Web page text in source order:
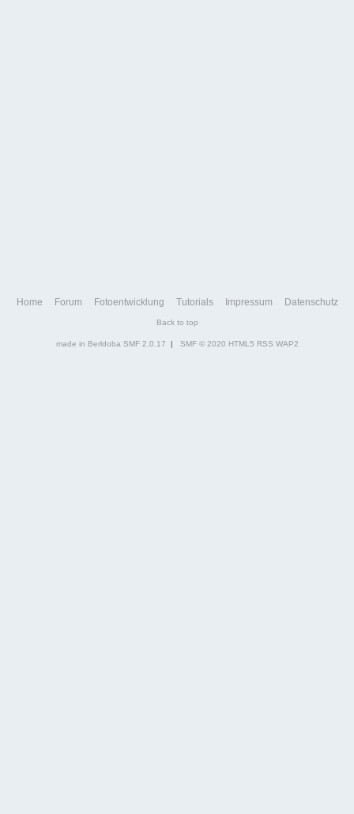
Home Forum Fotoentwicklung Tutorials Impressum Datenschutz
Back to top
made in Berldoba SMF 2.0.17 | SMF © 2020 HTML5 RSS WAP2